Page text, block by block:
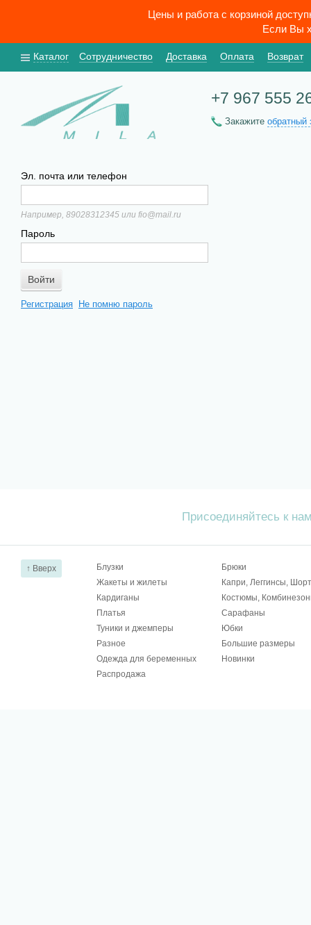
Цены и работа с корзиной
Если Вы
Каталог Сотрудничество Доставка Оплата Возврат
+7 967 555
Закажите обратный
Эл. почта или телефон
Например, 89028312345 или fio@mail.ru
Пароль
Регистрация Не помню пароль
Присоединяйтесь к
↑ Вверх Блузки
Брюки
Жакеты и жилеты
Капри, Леггинсы,
Кардиганы
Костюмы,
Платья
Сарафаны
Туники и джемперы
Юбки
Разное
Большие размеры
Одежда для беременных
Новинки
Распродажа